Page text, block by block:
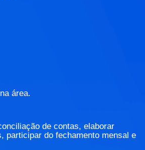
área.
de contas, elaborar
participar do fechamento mensal e